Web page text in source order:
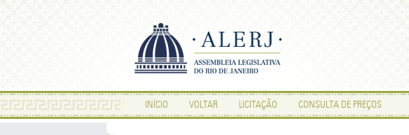
INÍCIO VOLTAR LICITAÇÃO CONSULTA DE PREÇOS